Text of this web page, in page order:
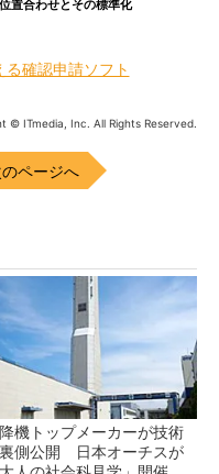
置合わせとその標準化
る確認申請ソフト
© ITmedia, Inc. All Rights Reserved.
のページへ
機トップメーカーが技術
側公開 日本オーチスが